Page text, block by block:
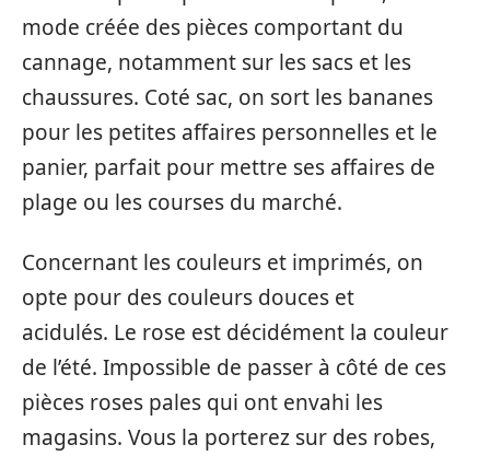
mode créée des pièces comportant du
cannage, notamment sur les sacs et les
chaussures. Coté sac, on sort les bananes
pour les petites affaires personnelles et le
panier, parfait pour mettre ses affaires de
plage ou les courses du marché.
Concernant les couleurs et imprimés, on
opte pour des couleurs douces et
acidulés. Le rose est décidément la couleur
de l’été. Impossible de passer à côté de ces
pièces roses pales qui ont envahi les
magasins. Vous la porterez sur des robes,